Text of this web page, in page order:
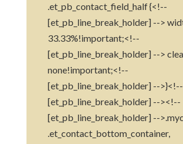
.et_pb_contact_field_half {<!--
[et_pb_line_break_holder] -->
33.33%!important;<!--
[et_pb_line_break_holder] -->
none!important;<!--
[et_pb_line_break_holder] -->}<!--
[et_pb_line_break_holder] --><!--
[et_pb_line_break_holder] --
.et_contact_bottom_container,